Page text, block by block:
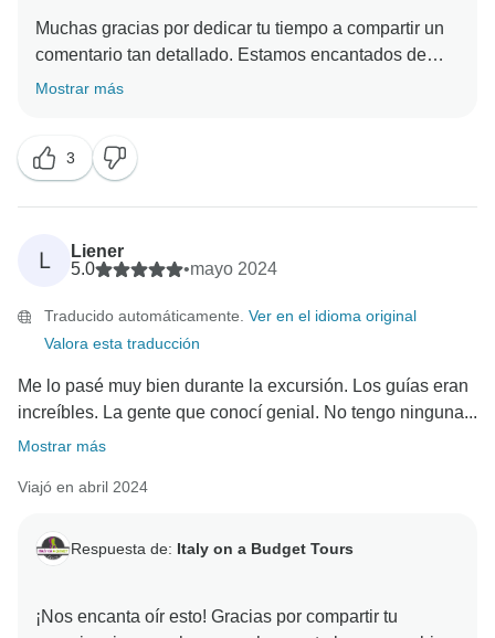
Muchas gracias por dedicar tu tiempo a compartir un
comentario tan detallado. Estamos encantados de
que vivieras una experiencia especial en Nápoles y
viajeros y hacer que el grupo se sienta como en
familia.
También agradecemos tus atentos comentarios sobre
la parte de Florencia y la excursión de un día a
cómo podemos mejorar la fluidez y la experiencia
social de los viajes con paradas múltiples, y para que
pueden esperar.
Significa mucho oír que la ayuda de nuestro equipo,
los itinerarios personalizados y la asistencia por chat
Esperamos que tu experiencia en Florencia y Cinque
Terre te haya proporcionado momentos inolvidables,
Mostrar más
3
L
Liener
5.0
•mayo 2024
Traducido automáticamente. Ver en el idioma original
Valora esta traducción
Me lo pasé muy bien durante la excursión. Los guías eran
increíbles. La gente que conocí genial. No tengo ninguna...
Mostrar más
Viajó en abril 2024
Respuesta de: Italy on a Budget Tours
¡Nos encanta oír esto! Gracias por compartir tu